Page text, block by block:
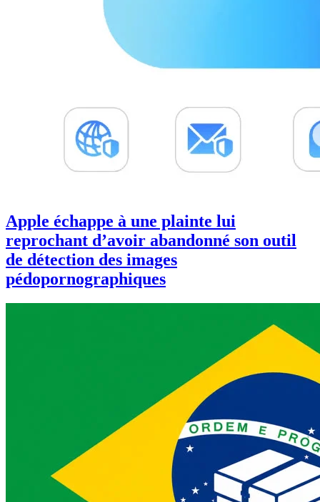
Apple échappe à une plainte lui
reprochant d’avoir abandonné son outil
de détection des images
pédopornographiques